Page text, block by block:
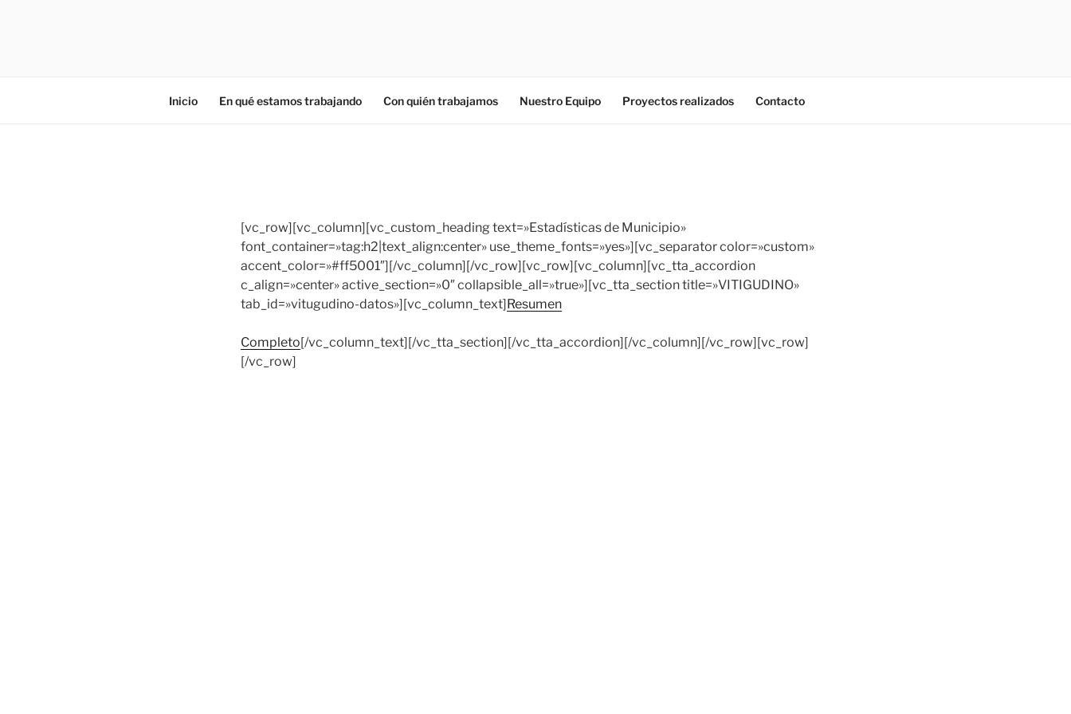
Inicio En qué estamos trabajando Con quién trabajamos Nuestro Equipo Proyectos realizados Contacto
[vc_row][vc_column][vc_custom_heading text=»Estadísticas de Municipio»
font_container=»tag:h2|text_align:center» use_theme_fonts=»yes»][vc_separator color=»custom»
accent_color=»#ff5001″][/vc_column][/vc_row][vc_row][vc_column][vc_tta_accordion
c_align=»center» active_section=»0″ collapsible_all=»true»][vc_tta_section title=»VITIGUDINO»
tab_id=»vitugudino-datos»][vc_column_text]Resumen
Completo[/vc_column_text][/vc_tta_section][/vc_tta_accordion][/vc_column][/vc_row][vc_row]
[/vc_row]